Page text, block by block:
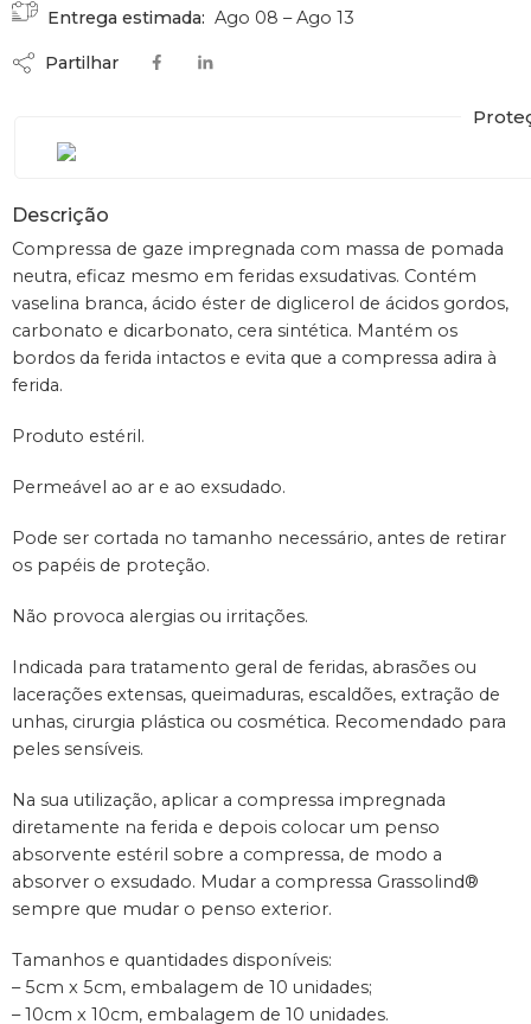
Entrega estimada: Ago 08 – Ago 13
Partilhar
Descrição
Compressa de gaze impregnada com massa de pomada
neutra, eficaz mesmo em feridas exsudativas. Contém
vaselina branca, ácido éster de diglicerol de ácidos gordos,
carbonato e dicarbonato, cera sintética. Mantém os
bordos da ferida intactos e evita que a compressa adira à
ferida.
Produto estéril.
Permeável ao ar e ao exsudado.
Pode ser cortada no tamanho necessário, antes de retirar
os papéis de proteção.
Não provoca alergias ou irritações.
Indicada para tratamento geral de feridas, abrasões ou
lacerações extensas, queimaduras, escaldões, extração de
unhas, cirurgia plástica ou cosmética. Recomendado para
peles sensíveis.
Na sua utilização, aplicar a compressa impregnada
diretamente na ferida e depois colocar um penso
absorvente estéril sobre a compressa, de modo a
absorver o exsudado. Mudar a compressa Grassolind®
sempre que mudar o penso exterior.
Tamanhos e quantidades disponíveis:
– 5cm x 5cm, embalagem de 10 unidades;
– 10cm x 10cm, embalagem de 10 unidades.